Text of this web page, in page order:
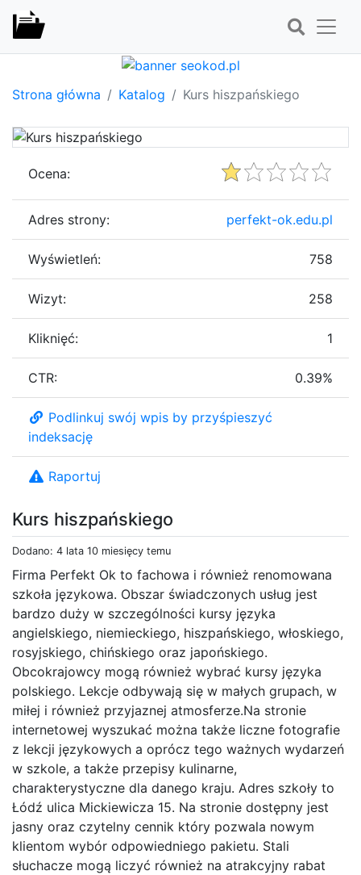
Strona główna Katalog Kurs hiszpańskiego
Kurs hiszpańskiego
Dodano: 4 lata 10 miesięcy temu
Firma Perfekt Ok to fachowa i również renomowana
szkoła językowa. Obszar świadczonych usług jest
bardzo duży w szczególności kursy języka
angielskiego, niemieckiego, hiszpańskiego, włoskiego,
rosyjskiego, chińskiego oraz japońskiego.
Obcokrajowcy mogą również wybrać kursy języka
polskiego. Lekcje odbywają się w małych grupach, w
miłej i również przyjaznej atmosferze.Na stronie
internetowej wyszukać można także liczne fotografie
z lekcji językowych a oprócz tego ważnych wydarzeń
w szkole, a także przepisy kulinarne,
charakterystyczne dla danego kraju. Adres szkoły to
Łódź ulica Mickiewicza 15. Na stronie dostępny jest
jasny oraz czytelny cennik który pozwala nowym
klientom wybór odpowiedniego pakietu. Stali
słuchacze mogą liczyć również na atrakcyjny rabat
Ocena:
Adres strony: perfekt-ok.edu.pl
Wyświetleń: 758
Wizyt: 258
Kliknięć: 1
CTR: 0.39%
Podlinkuj swój wpis by przyśpieszyć
indeksację
Raportuj